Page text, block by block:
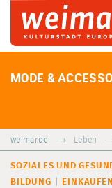
MODE &
weimar.de Leben
SOZIALES UND
BILDUNG